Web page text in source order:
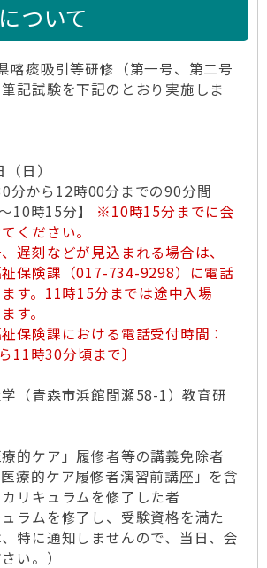
ついて
喀痰吸引等研修（第一号、第二号
記試験を下記のとおり実施しま
日）
分から12時00分までの90分間
10時15分】 ※10時15分までに会
ください。
遅刻などが見込まれる場合は、
保険課（017-734-9298）に電話
す。11時15分までは途中入場
す。
祉保険課における電話受付時間：
11時30分頃まで〕
（青森市浜館間瀬58-1）教育研
的ケア」履修者等の講義免除者
療的ケア履修者演習前講座」を含
リキュラムを修了した者
ュラムを修了し、受験資格を満た
特に通知しませんので、当日、会
い。）